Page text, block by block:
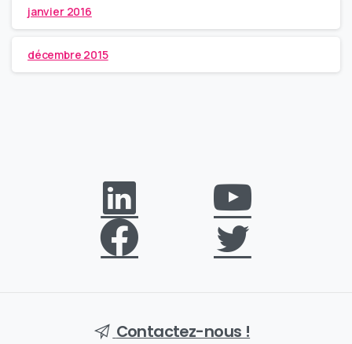
janvier 2016
décembre 2015
Contactez-nous !